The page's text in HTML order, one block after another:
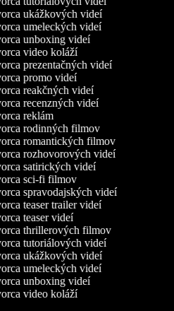
ukážkových videí
umeleckých videí
unboxing videí
video koláží
prezentačných videí
promo videí
reakčných videí
recenzných videí
reklám
rodinných filmov
romantických filmov
rozhovorových videí
satirických videí
sci-fi filmov
spravodajských videí
teaser trailer videí
teaser videí
thrillerových filmov
tutoriálových videí
ukážkových videí
umeleckých videí
unboxing videí
video koláží